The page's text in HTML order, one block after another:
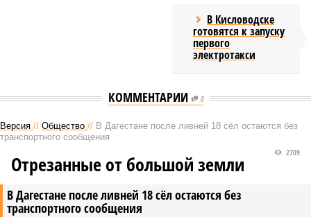
В Кисловодске
готовятся к запуску
первого
электротакси
КОММЕНТАРИИ 0
Версия // Общество // В Дагестане после ливней 18 сёл остаются без
транспортного сообщения
В Дагестане после ливней 18 сёл остаются без
транспортного сообщения
2709
Отрезанные от большой земли